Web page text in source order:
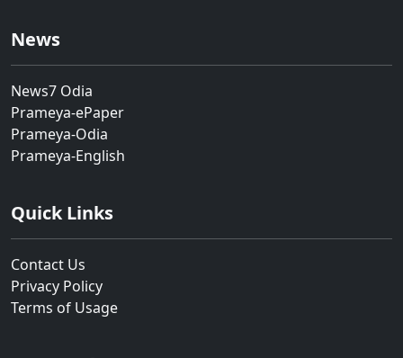
News
News7 Odia
Prameya-ePaper
Prameya-Odia
Prameya-English
Quick Links
Contact Us
Privacy Policy
Terms of Usage